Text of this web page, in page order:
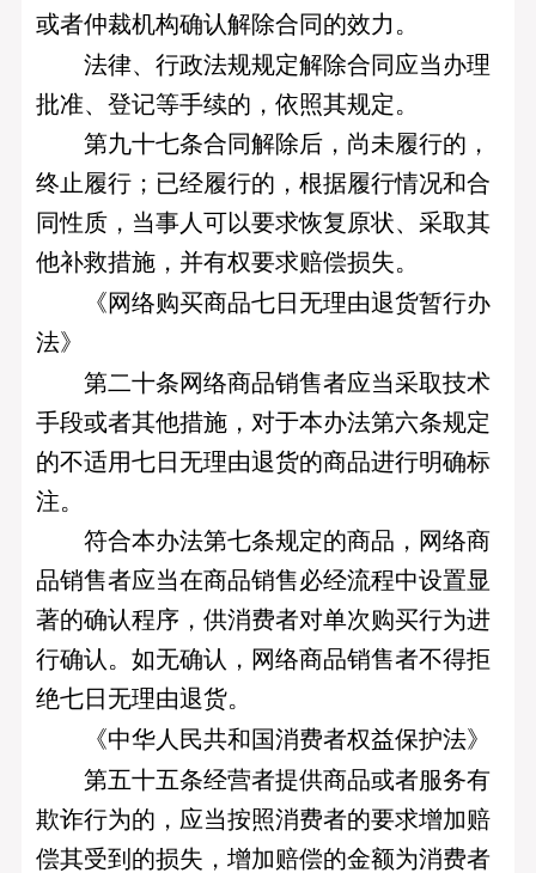
或者仲裁机构确认解除合同的效力。
法律、行政法规规定解除合同应当办理
批准、登记等手续的，依照其规定。
第九十七条合同解除后，尚未履行的，
终止履行；已经履行的，根据履行情况和合
同性质，当事人可以要求恢复原状、采取其
他补救措施，并有权要求赔偿损失。
《网络购买商品七日无理由退货暂行办
法》
第二十条网络商品销售者应当采取技术
手段或者其他措施，对于本办法第六条规定
的不适用七日无理由退货的商品进行明确标
注。
符合本办法第七条规定的商品，网络商
品销售者应当在商品销售必经流程中设置显
著的确认程序，供消费者对单次购买行为进
行确认。如无确认，网络商品销售者不得拒
绝七日无理由退货。
《中华人民共和国消费者权益保护法》
第五十五条经营者提供商品或者服务有
欺诈行为的，应当按照消费者的要求增加赔
偿其受到的损失，增加赔偿的金额为消费者